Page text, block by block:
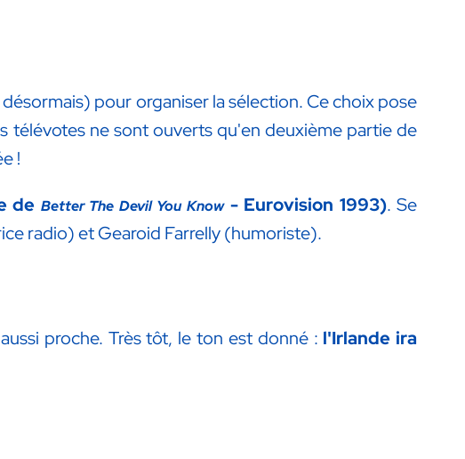
pour organiser la sélection. Ce choix pose
télévotes ne sont ouverts qu'en deuxième partie de
!
de Better The Devil You Know- Eurovision 1993). Se
radio) et Gearoid Farrelly (humoriste).
proche. Très tôt, le ton est donné : l'Irlande ira